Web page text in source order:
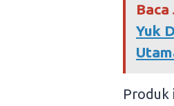
Baca
Yuk
Produk